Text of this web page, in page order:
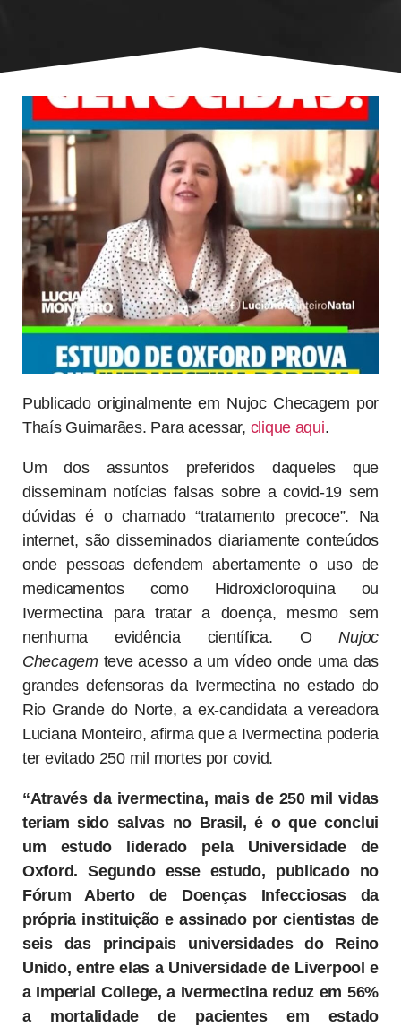
Publicado originalmente em Nujoc Checagem por
Thaís Guimarães. Para acessar, clique aqui.
Um dos assuntos preferidos daqueles que
disseminam notícias falsas sobre a covid-19 sem
dúvidas é o chamado “tratamento precoce”. Na
internet, são disseminados diariamente conteúdos
onde pessoas defendem abertamente o uso de
medicamentos como Hidroxicloroquina ou
Ivermectina para tratar a doença, mesmo sem
nenhuma evidência científica. ONujoc
Checagemteve acesso a um vídeo onde uma das
grandes defensoras da Ivermectina no estado do
Rio Grande do Norte, a ex-candidata a vereadora
Luciana Monteiro, afirma que a Ivermectina poderia
ter evitado 250 mil mortes por covid.
“Através da ivermectina, mais de 250 mil vidas
teriam sido salvas no Brasil, é o que conclui
um estudo liderado pela Universidade de
Oxford. Segundo esse estudo, publicado no
Fórum Aberto de Doenças Infecciosas da
própria instituição e assinado por cientistas de
seis das principais universidades do Reino
Unido, entre elas a Universidade de Liverpool e
a Imperial College, a Ivermectina reduz em 56%
a mortalidade de pacientes em estado